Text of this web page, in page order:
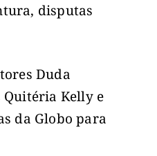
disputas
Duda
Quitéria Kelly e
da Globo para